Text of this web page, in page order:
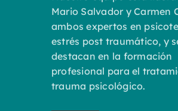
Mario Salvador y Carmen
ambos expertos en
estrés post traumático, y
destacan en la formación
profesional para el
trauma psicológico.